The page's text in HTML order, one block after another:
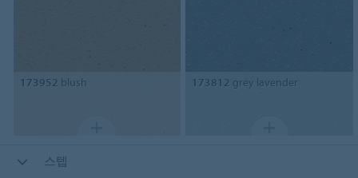
173952 blush 173812 grey lavender
스텝